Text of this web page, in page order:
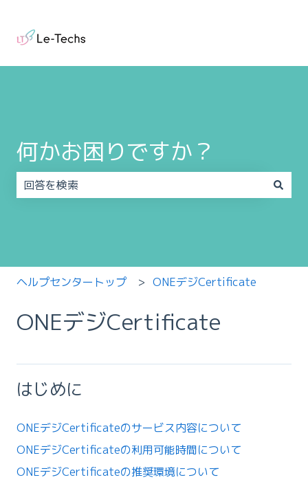
何かお困りですか？
ヘルプセンタートップ ONEデジCertificate
ONEデジCertificate
はじめに
ONEデジCertificateのサービス内容について
ONEデジCertificateの利用可能時間について
ONEデジCertificateの推奨環境について